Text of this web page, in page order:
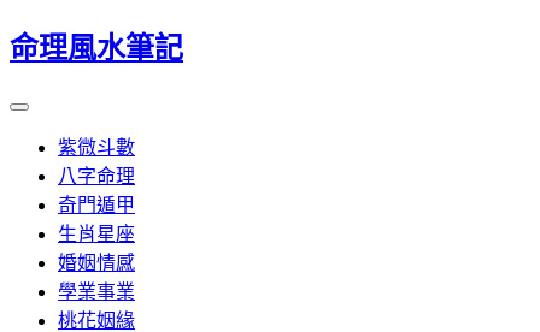
命理風水筆記
紫微斗數
八字命理
奇門遁甲
生肖星座
婚姻情感
學業事業
桃花姻緣